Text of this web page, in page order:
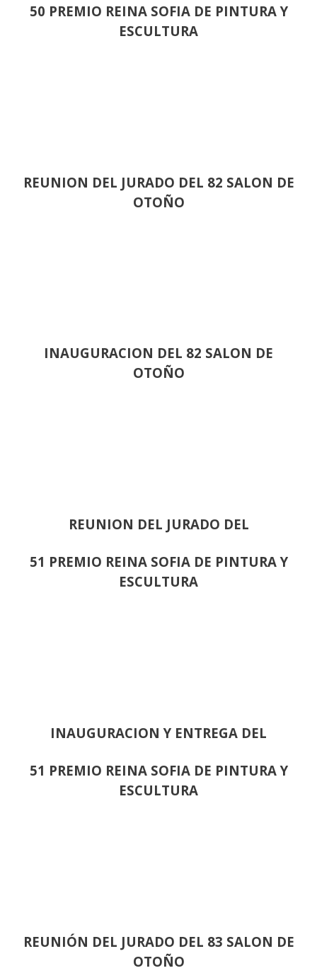
50 PREMIO REINA SOFIA DE PINTURA Y
ESCULTURA
REUNION DEL JURADO DEL 82 SALON DE
OTOÑO
INAUGURACION DEL 82 SALON DE
OTOÑO
REUNION DEL JURADO DEL
51 PREMIO REINA SOFIA DE PINTURA Y
ESCULTURA
INAUGURACION Y ENTREGA DEL
51 PREMIO REINA SOFIA DE PINTURA Y
ESCULTURA
REUNIÓN DEL JURADO DEL 83 SALON DE
OTOÑO